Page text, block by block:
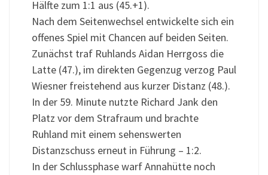
Hälfte zum 1:1 aus (45.+1).
Nach dem Seitenwechsel entwickelte sich ein
offenes Spiel mit Chancen auf beiden Seiten.
Zunächst traf Ruhlands Aidan Herrgoss die
Latte (47.), im direkten Gegenzug verzog Paul
Wiesner freistehend aus kurzer Distanz (48.).
In der 59. Minute nutzte Richard Jank den
Platz vor dem Strafraum und brachte
Ruhland mit einem sehenswerten
Distanzschuss erneut in Führung – 1:2.
In der Schlussphase warf Annahütte noch